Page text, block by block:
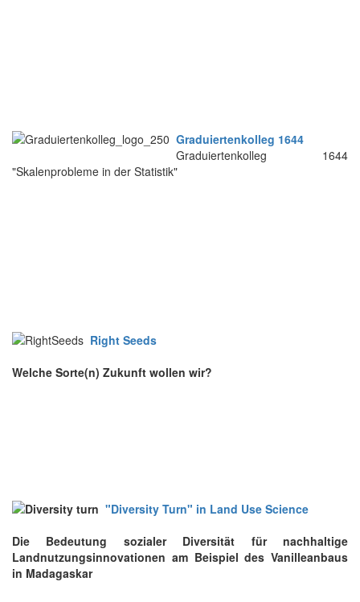
Graduiertenkolleg 1644
Graduiertenkolleg 1644
"Skalenprobleme in der Statistik"
Right Seeds
Welche Sorte(n) Zukunft wollen wir?
"Diversity Turn" in Land Use Science
Die Bedeutung sozialer Diversität für nachhaltige
Landnutzungsinnovationen am Beispiel des Vanilleanbaus
in Madagaskar